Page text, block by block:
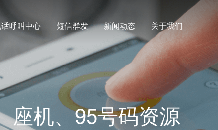
呼叫中心 短信群发 新闻动态 关于我们
座机、95号码资源